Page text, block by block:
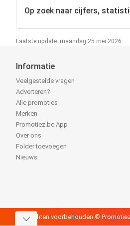
Op zoek naar cijfers,
Laatste update: maandag 25 mei 2026
Informatie
Veelgestelde vragen
Adverteren?
Alle promoties
Merken
Promotiez.be App
Over ons
Folder toevoegen
Nieuws
Alle rechten voorbehouden ©